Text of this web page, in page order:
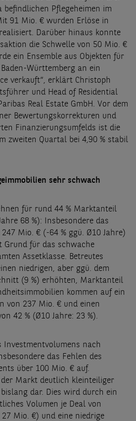
befindlichen Pflegeheimen im
91 Mio. € wurden Erlöse in
Darüber hinaus konnte
die Schwelle von 50 Mio. €
ein Ensemble aus Objekten für
Württemberg an ein
verkauft“, erklärt Christoph
und Head of Residential
Real Estate GmbH. Vor dem
Bewertungskorrekturen und
Finanzierungsumfelds ist die
zweiten Quartal bei 4,90 % stabil
sehr schwach
für rund 44 % Marktanteil
68 %): Insbesondere das
Mio. € (-64 % ggü. Ø10 Jahre)
Grund für das schwache
Assetklasse. Betreutes
niedrigen, aber ggü. dem
(9 %) erhöhten, Marktanteil
kommen auf ein
von 237 Mio. € und einen
42 % (Ø10 Jahre: 23 %).
Investmentvolumens nach
das Fehlen des
über 100 Mio. € auf.
Markt deutlich kleinteiliger
dar. Dies wird durch ein
Volumen je Deal von
Mio. €) und eine niedrige